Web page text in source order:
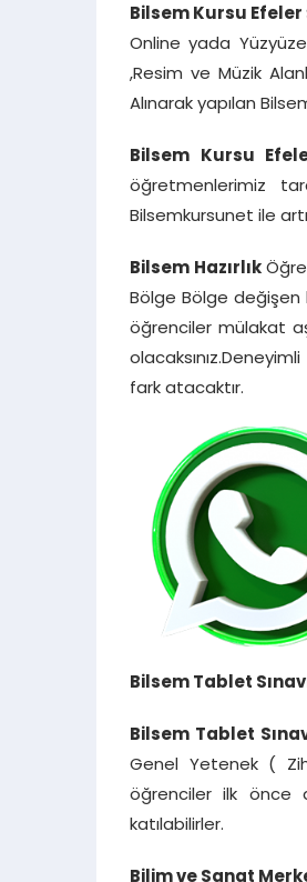
Bilsem Kursu Efeler
Online yada
,Resim ve Müzik
Alınarak yapılan
Bilsem Kursu
öğretmenlerimiz
Bilsemkursunet ile
Bilsem Hazırlık
Bölge Bölge değişen
öğrenciler mülakat
fark atacaktır.
Bilsem Tablet
Bilsem Tablet
Genel Yetenek (
öğrenciler ilk önce
katılabilirler.
Bilim ve Sanat